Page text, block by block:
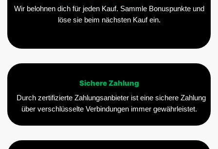
Wir belohnen dich für jeden Kauf. Sammle Bonuspunkte und
löse sie beim nächsten Kauf ein.
Sichere Zahlung
Durch zertifizierte Zahlungsanbieter ist eine sichere Zahlung
über verschlüsselte Verbindungen immer gewährleistet.